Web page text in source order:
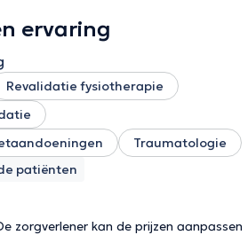
ervaring
Revalidatie fysiotherapie
Traumatologie
patiënten
zorgverlener kan de prijzen aanpassen